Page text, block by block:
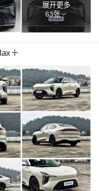
展开更多
63张
＋